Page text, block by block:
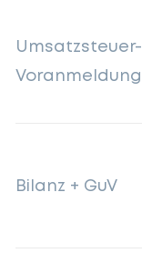
Umsatzsteuer-
Voranmeldung
Bilanz + GuV